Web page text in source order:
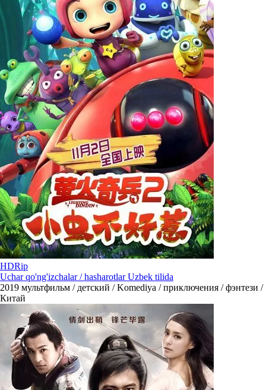
HDRip
Uchar qo'ng'izchalar / hasharotlar Uzbek tilida
2019 мультфильм / детский / Komediya / приключения / фэнтези /
Китай